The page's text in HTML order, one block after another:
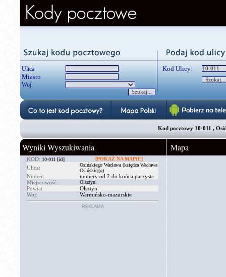
Ulica
Miasto
Woj.
Kod Ulicy:
Kod pocztowy 10-011 ,
Wyniki Wyszukiwania
KOD: 10-011 [id] [POKAŻ NA MAPIE]
Ulica:
Osińskiego Wacława (księdza Wacława
Osińskiego)
Numer:
numery od 2 do końca parzyste
Miejscowość:
Olsztyn
Powiat:
Olsztyn
Woj:
Warmińsko-mazurskie
REKLAMA
Mapa